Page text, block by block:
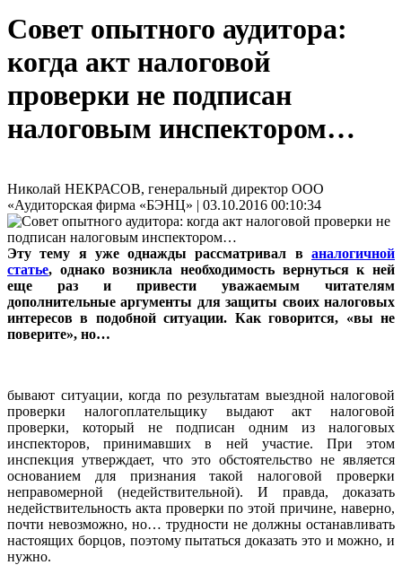
Совет опытного аудитора:
когда акт налоговой
проверки не подписан
налоговым инспектором…
Николай НЕКРАСОВ, генеральный директор ООО
«Аудиторская фирма «БЭНЦ» | 03.10.2016 00:10:34
Эту тему я уже однажды рассматривал в аналогичной
статье, однако возникла необходимость вернуться к ней
еще раз и привести уважаемым читателям
дополнительные аргументы для защиты своих налоговых
интересов в подобной ситуации. Как говорится, «вы не
поверите», но…
бывают ситуации, когда по результатам выездной налоговой
проверки налогоплательщику выдают акт налоговой
проверки, который не подписан одним из налоговых
инспекторов, принимавших в ней участие. При этом
инспекция утверждает, что это обстоятельство не является
основанием для признания такой налоговой проверки
неправомерной (недействительной). И правда, доказать
недействительность акта проверки по этой причине, наверно,
почти невозможно, но… трудности не должны останавливать
настоящих борцов, поэтому пытаться доказать это и можно, и
нужно.